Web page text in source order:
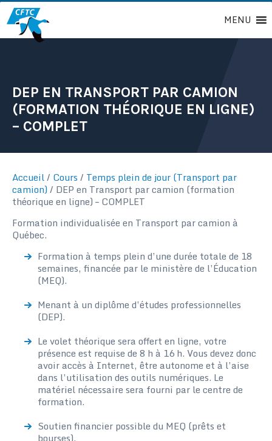
Passer
au
contenu
MENU
DEP EN TRANSPORT PAR CAMION
(FORMATION THÉORIQUE EN LIGNE)
– COMPLET
Accueil/ Cours / Temps plein de jour (Transport par
camion) / DEP en Transport par camion (formation
théorique en ligne) – COMPLET
Formation individualisée en Transport par camion à
Québec.
Formation à temps plein d’une durée totale de 18
semaines, financée par le ministère de l’Éducation
(MEQ).
Menant à un diplôme d’études professionnelles
(DEP).
Le volet théorique sera offert en ligne, votre
présence est requise de 8 h à 16 h. Vous devez donc
avoir accès à Internet, être autonome et à l’aise
dans l’utilisation des outils numériques. Le
matériel nécessaire sera fourni par le centre de
formation.
Soutien financier possible du MEQ (prêts et
bourses).